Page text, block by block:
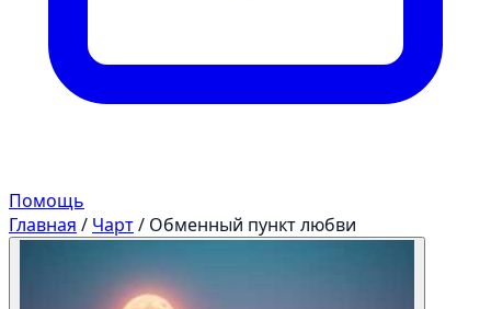
Помощь
Главная / Чарт/ Обменный пункт любви